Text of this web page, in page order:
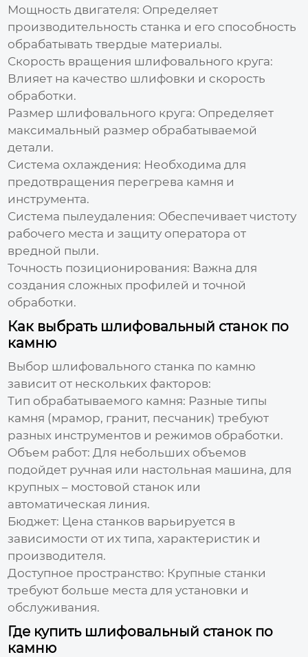
Мощность двигателя: Определяет
производительность станка и его способность
обрабатывать твердые материалы.
Скорость вращения шлифовального круга:
Влияет на качество шлифовки и скорость
обработки.
Размер шлифовального круга: Определяет
максимальный размер обрабатываемой
детали.
Система охлаждения: Необходима для
предотвращения перегрева камня и
инструмента.
Система пылеудаления: Обеспечивает чистоту
рабочего места и защиту оператора от
вредной пыли.
Точность позиционирования: Важна для
создания сложных профилей и точной
обработки.
Как выбрать шлифовальный станок по
камню
Выбор шлифовального станка по камню
зависит от нескольких факторов:
Тип обрабатываемого камня: Разные типы
камня (мрамор, гранит, песчаник) требуют
разных инструментов и режимов обработки.
Объем работ: Для небольших объемов
подойдет ручная или настольная машина, для
крупных – мостовой станок или
автоматическая линия.
Бюджет: Цена станков варьируется в
зависимости от их типа, характеристик и
производителя.
Доступное пространство: Крупные станки
требуют больше места для установки и
обслуживания.
Где купить шлифовальный станок по
камню